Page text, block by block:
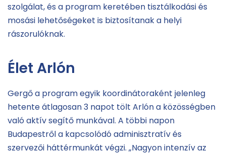
szolgálat, és a program keretében tisztálkodási és
mosási lehetőségeket is biztosítanak a helyi
rászorulóknak.
Élet Arlón
Gergő a program egyik koordinátoraként jelenleg
hetente átlagosan 3 napot tölt Arlón a közösségben
való aktív segítő munkával. A többi napon
Budapestről a kapcsolódó adminisztratív és
szervezői háttérmunkát végzi. „Nagyon intenzív az